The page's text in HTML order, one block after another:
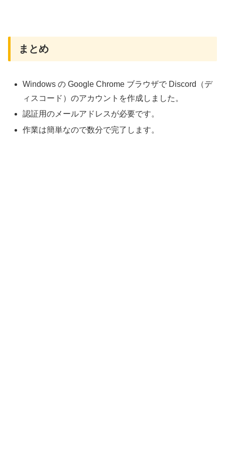
まとめ
Windows の Google Chrome ブラウザで Discord（デ
ィスコード）のアカウントを作成しました。
認証用のメールアドレスが必要です。
作業は簡単なので数分で完了します。